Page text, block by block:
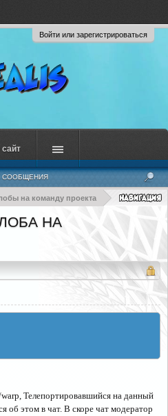
Войти или зарегистрироваться
на команду проекта
НА
Телепортировавшийся на данный
об этом в чат. В скоре чат модератор
СООБЩЕНИЯ
сайт